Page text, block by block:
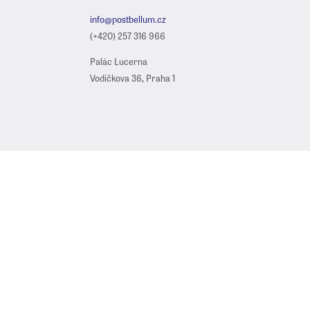
info@postbellum.cz
(+420) 257 316 966
Palác Lucerna
Vodičkova 36, Praha 1